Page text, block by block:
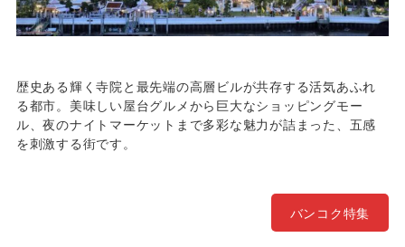
歴史ある輝く寺院と最先端の高層ビルが共存する活気あふれ
る都市。美味しい屋台グルメから巨大なショッピングモー
ル、夜のナイトマーケットまで多彩な魅力が詰まった、五感
を刺激する街です。
バンコク特集